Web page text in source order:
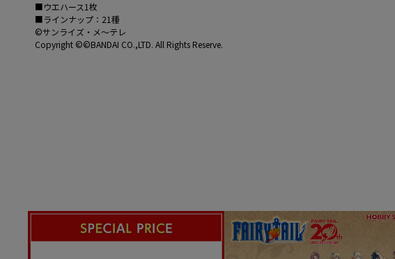
■ウエハース1枚
■ラインナップ：21種
©サンライズ・メ〜テレ
Copyright ©©BANDAI CO.,LTD. All Rights Reserve.